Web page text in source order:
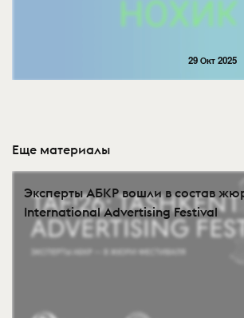
29 Окт 2025
Еще материалы
Эксперты АБКР вошли в состав
International Advertising Festival